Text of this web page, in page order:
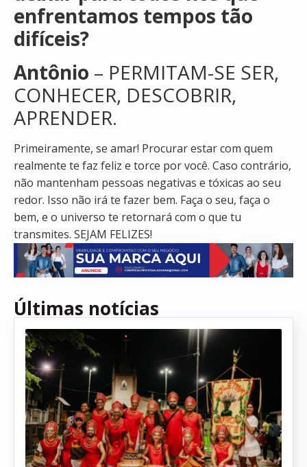
enfrentamos tempos tão
difíceis?
Antônio – PERMITAM-SE SER,
CONHECER, DESCOBRIR,
APRENDER.
Primeiramente, se amar! Procurar estar com quem
realmente te faz feliz e torce por você. Caso contrário,
não mantenham pessoas negativas e tóxicas ao seu
redor. Isso não irá te fazer bem. Faça o seu, faça o
bem, e o universo te retornará com o que tu
transmites. SEJAM FELIZES!
Últimas notícias